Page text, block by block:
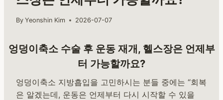
By Yeonshin Kim 2026-07-07
엉덩이축소 수술 후 운동 재개, 헬스장은 언제부
터 가능할까요?
엉덩이축소 지방흡입을 고민하시는 분들 중에는 “회복
은 알겠는데, 운동은 언제부터 다시 시작할 수 있을